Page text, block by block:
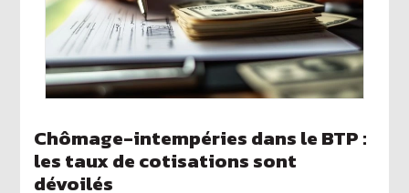
Chômage-intempéries dans le BTP :
les taux de cotisations sont
dévoilés